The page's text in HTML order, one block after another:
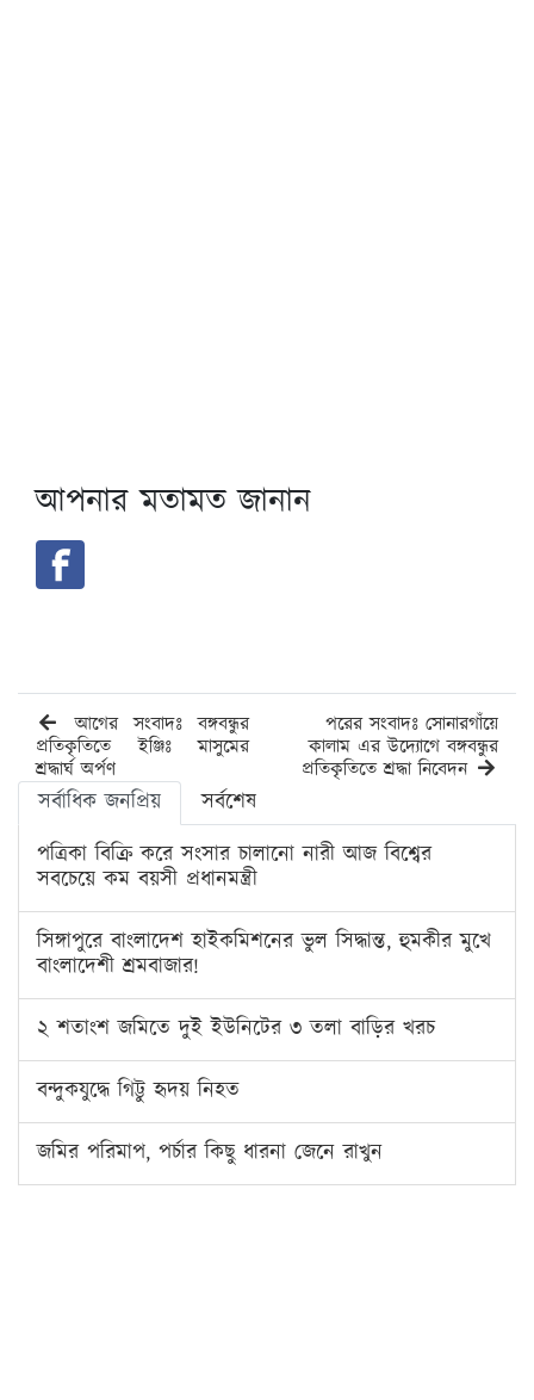
আপনার মতামত জানান
আগের সংবাদঃ বঙ্গবন্ধুর
প্রতিকৃতিতে ইঞ্জিঃ মাসুমের
শ্রদ্ধার্ঘ অর্পণ
পরের সংবাদঃ সোনারগাঁয়ে
কালাম এর উদ্যোগে বঙ্গবন্ধুর
প্রতিকৃতিতে শ্রদ্ধা নিবেদন
সর্বাধিক জনপ্রিয়
সর্বশেষ
পত্রিকা বিক্রি করে সংসার চালানো নারী আজ বিশ্বের
সবচেয়ে কম বয়সী প্রধানমন্ত্রী
সিঙ্গাপুরে বাংলাদেশ হাইকমিশনের ভুল সিদ্ধান্ত, হুমকীর মুখে
বাংলাদেশী শ্রমবাজার!
২ শতাংশ জমিতে দুই ইউনিটের ৩ তলা বাড়ির খরচ
বন্দুকযুদ্ধে গিট্টু হৃদয় নিহত
জমির পরিমাপ, পর্চার কিছু ধারনা জেনে রাখুন